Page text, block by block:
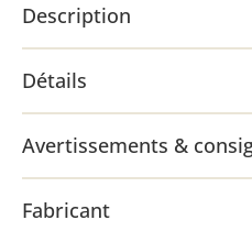
Description
Détails
Avertissements &
Fabricant